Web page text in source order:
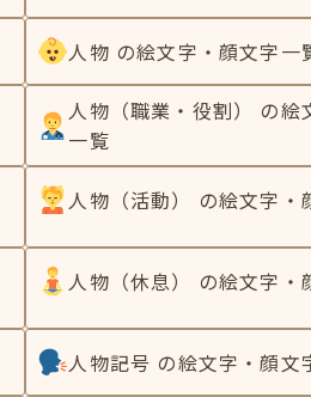
人物 の絵文字・顔文字一
人物（職業・役割） の絵
一覧
人物（活動） の絵文字・
人物（休息） の絵文字・
人物記号 の絵文字・顔文